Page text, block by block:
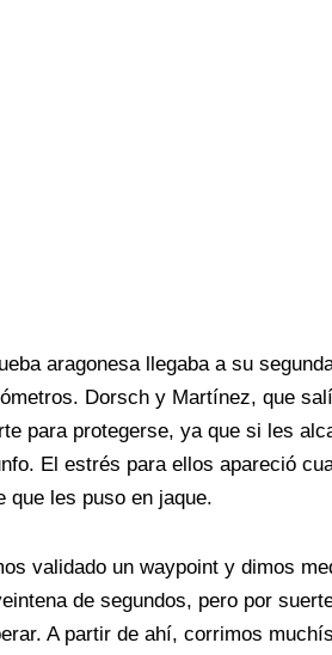
aragonesa llegaba a su
Dorsch y Martínez, que
para protegerse, ya que si les
El estrés para ellos apareció
que les puso en jaque.
validado un waypoint y dimos
de segundos, pero por
A partir de ahí, corrimos